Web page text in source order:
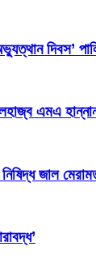
দিবস’
এমএ
জাল